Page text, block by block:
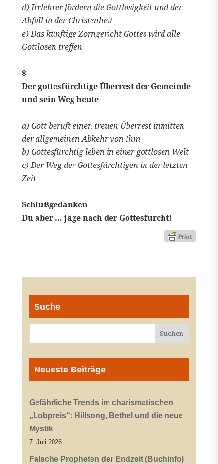
d) Irrlehrer fördern die Gottlosigkeit und den
Abfall in der Christenheit
e) Das künftige Zorngericht Gottes wird alle
Gottlosen treffen
8
Der gottesfürchtige Überrest der Gemeinde
und sein Weg heute
a) Gott beruft einen treuen Überrest inmitten
der allgemeinen Abkehr von Ihm
b) Gottesfürchtig leben in einer gottlosen Welt
c) Der Weg der Gottesfürchtigen in der letzten
Zeit
Schlußgedanken
Du aber … jage nach der Gottesfurcht!
Suche
Neueste Beiträge
Gefährliche Trends im charismatischen
„Lobpreis“: Hillsong, Bethel und die neue
Mystik
7. Juli 2026
Falsche Propheten der Endzeit (Buchinfo)